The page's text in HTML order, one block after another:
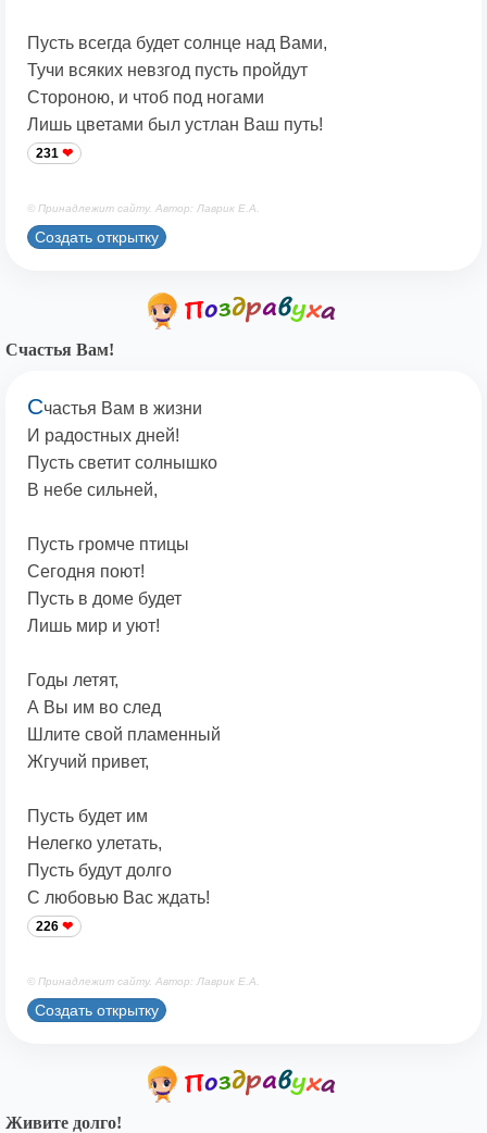
Пусть всегда будет солнце над Вами,
Тучи всяких невзгод пусть пройдут
Стороною, и чтоб под ногами
Лишь цветами был устлан Ваш путь!
231
© Принадлежит сайту. Автор: Лаврик Е.А.
Создать открытку
Счастья Вам!
Счастья Вам в жизни
И радостных дней!
Пусть светит солнышко
В небе сильней,
Пусть громче птицы
Сегодня поют!
Пусть в доме будет
Лишь мир и уют!
Годы летят,
А Вы им во след
Шлите свой пламенный
Жгучий привет,
Пусть будет им
Нелегко улетать,
Пусть будут долго
С любовью Вас ждать!
226
© Принадлежит сайту. Автор: Лаврик Е.А.
Создать открытку
Живите долго!